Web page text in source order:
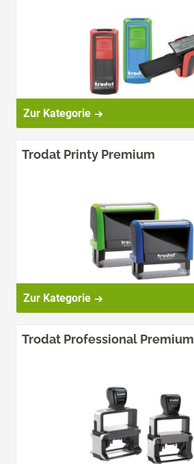
Zur Kategorie
Trodat Printy Premium
Zur Kategorie
Trodat Professional Premium